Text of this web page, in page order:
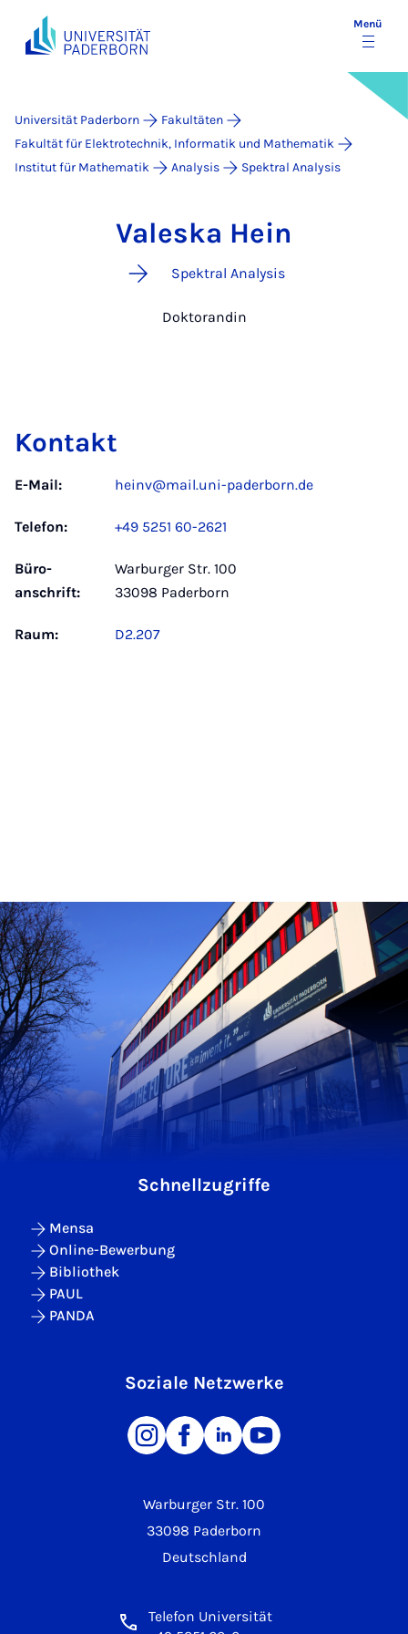
Menü
Universität Paderborn
Fakultäten
Fakultät für Elektrotechnik, Informatik und Mathematik
Institut für Mathematik
Analysis Spektral Analysis
Valeska Hein
Spektral Analysis
Doktorandin
Kontakt
E-Mail: heinv@mail.uni-paderborn.de
Telefon: +49 5251 60-2621
Büro­
anschrift:
Warburger Str. 100
33098 Paderborn
Raum: D2.207
Warburger Str. 100
33098 Paderborn
Deutschland
Telefon Universität
Schnellzugriffe
Mensa
Online-Bewerbung
Bibliothek
PAUL
PANDA
Soziale Netzwerke